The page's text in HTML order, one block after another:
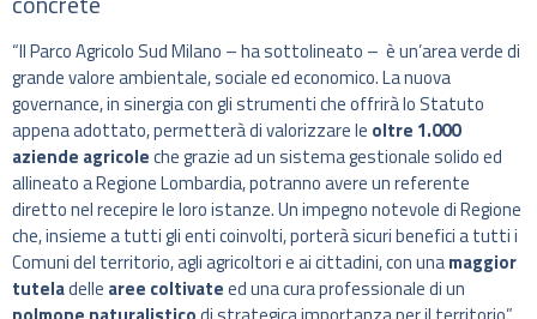
“Il Parco Agricolo Sud Milano – ha sottolineato – è un’area verde di
grande valore ambientale, sociale ed economico. La nuova
governance, in sinergia con gli strumenti che offrirà lo Statuto
appena adottato, permetterà di valorizzare le oltre 1.000
aziende agricoleche grazie ad un sistema gestionale solido ed
allineato a Regione Lombardia, potranno avere un referente
diretto nel recepire le loro istanze. Un impegno notevole di Regione
che, insieme a tutti gli enti coinvolti, porterà sicuri benefici a tutti i
Comuni del territorio, agli agricoltori e ai cittadini, con unamaggior
tuteladelle aree coltivateed una cura professionale di un